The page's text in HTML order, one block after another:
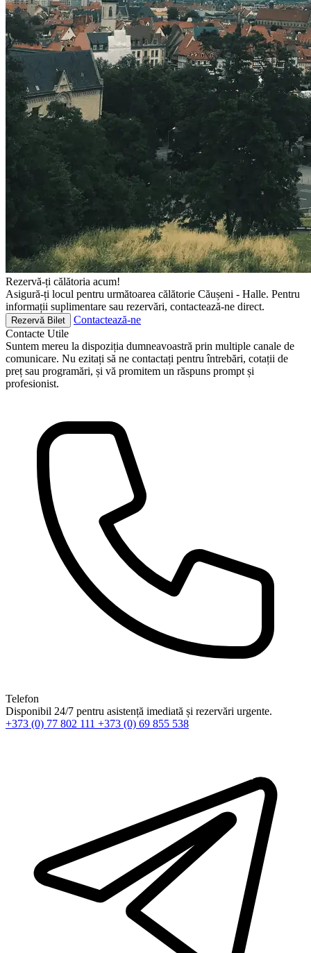
Rezervă-ți călătoria acum!
Asigură-ți locul pentru următoarea călătorie Căușeni - Halle. Pentru
informații suplimentare sau rezervări, contactează-ne direct.
Rezervă Bilet
Contactează-ne
Contacte Utile
Suntem mereu la dispoziția dumneavoastră prin multiple canale de
comunicare. Nu ezitați să ne contactați pentru întrebări, cotații de
preț sau programări, și vă promitem un răspuns prompt și
profesionist.
Telefon
Disponibil 24/7 pentru asistență imediată și rezervări urgente.
+373 (0) 77 802 111 +373 (0) 69 855 538